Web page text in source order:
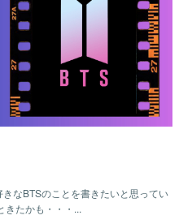
なBTSのことを書きたいと思ってい
きたかも・・・...